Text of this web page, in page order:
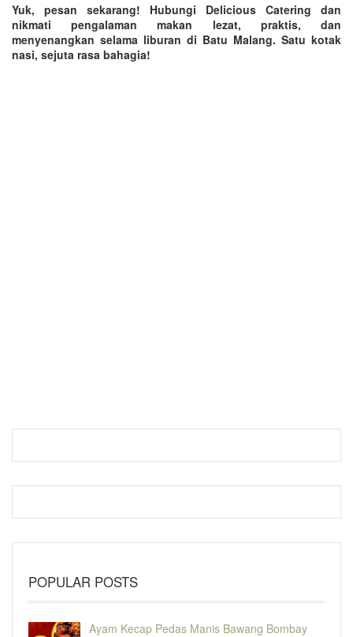
Yuk, pesan sekarang! Hubungi Delicious Catering dan
nikmati pengalaman makan lezat, praktis, dan
menyenangkan selama liburan di Batu Malang. Satu kotak
nasi, sejuta rasa bahagia!
POPULAR POSTS
Ayam Kecap Pedas Manis Bawang Bombay